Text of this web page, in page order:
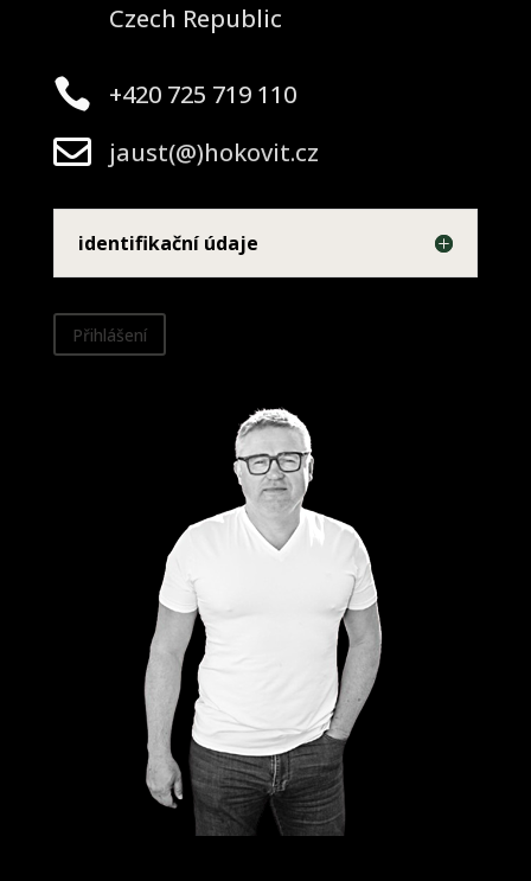
Czech Republic
 +420 725 719 110
 jaust(@)hokovit.cz
identifikační údaje
Přihlášení